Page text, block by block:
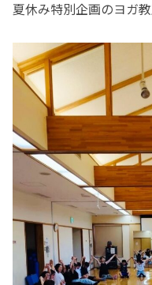
夏休み特別企画のヨガ